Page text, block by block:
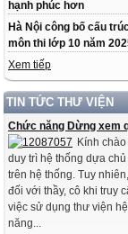
hạnh phúc hơn
Hà Nội công bố cấu
môn thi lớp 10 năm
Xem tiếp
TIN TỨC THƯ VIỆN
Chức năng Dừng xem
Kính
duy trì hệ thống dựa
trên hệ thống. Tuy
đối với thầy, cô khi truy
việc sử dụng thư viện
năng...